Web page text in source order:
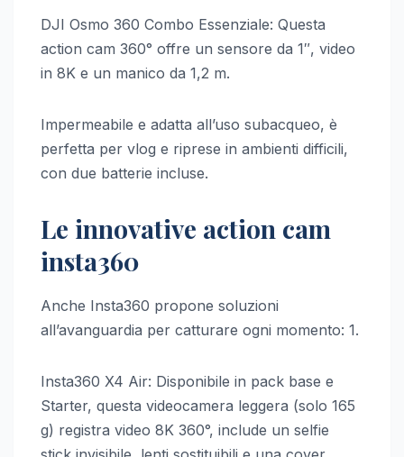
DJI Osmo 360 Combo Essenziale: Questa
action cam 360° offre un sensore da 1″, video
in 8K e un manico da 1,2 m.
Impermeabile e adatta all’uso subacqueo, è
perfetta per vlog e riprese in ambienti difficili,
con due batterie incluse.
Le innovative action cam
insta360
Anche Insta360 propone soluzioni
all’avanguardia per catturare ogni momento: 1.
Insta360 X4 Air: Disponibile in pack base e
Starter, questa videocamera leggera (solo 165
g) registra video 8K 360°, include un selfie